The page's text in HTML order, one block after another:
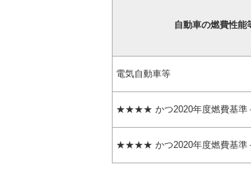
自動車の燃費性能
電気自動車等
★★★★ かつ2020年度燃費基準
★★★★ かつ2020年度燃費基準